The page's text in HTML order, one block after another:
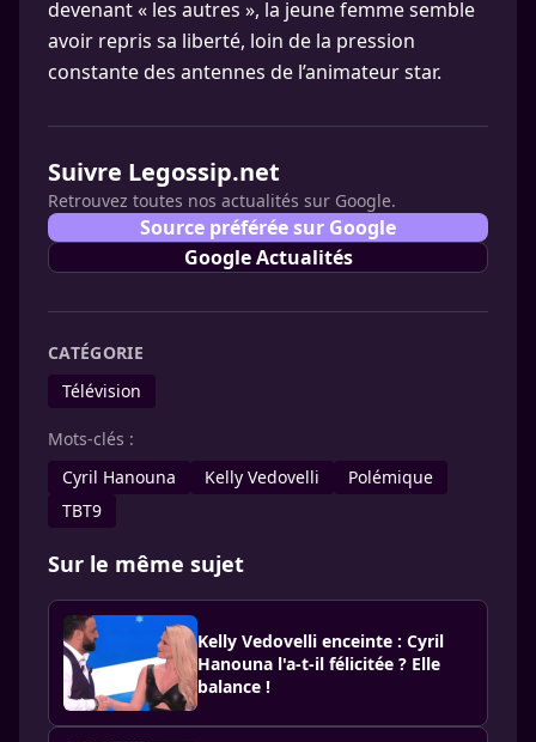
devenant « les autres », la jeune femme semble
avoir repris sa liberté, loin de la pression
constante des antennes de l’animateur star.
Suivre Legossip.net
Retrouvez toutes nos actualités sur Google.
Source préférée sur Google
Google Actualités
CATÉGORIE
Télévision
Mots-clés :
Cyril Hanouna
Kelly Vedovelli
Polémique
TBT9
Sur le même sujet
Kelly Vedovelli enceinte : Cyril
Hanouna l'a-t-il félicitée ? Elle
balance !